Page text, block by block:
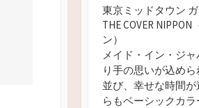
東京ミッドタウン ガ
THE COVER
ン）
メイド・イン・ジ
り手の思いが込め
並び、幸せな時間
らもベーシックカ